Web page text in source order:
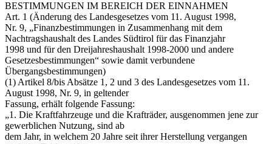
BESTIMMUNGEN IM BEREICH DER EINNAHMEN
Art. 1 (Änderung des Landesgesetzes vom 11. August 1998,
Nr. 9, „Finanzbestimmungen in Zusammenhang mit dem
Nachtragshaushalt des Landes Südtirol für das Finanzjahr
1998 und für den Dreijahreshaushalt 1998-2000 und andere
Gesetzesbestimmungen“ sowie damit verbundene
Übergangsbestimmungen)
(1) Artikel 8/bis Absätze 1, 2 und 3 des Landesgesetzes vom 11.
August 1998, Nr. 9, in geltender
Fassung, erhält folgende Fassung:
„1. Die Kraftfahrzeuge und die Krafträder, ausgenommen jene zur
gewerblichen Nutzung, sind ab
dem Jahr, in welchem 20 Jahre seit ihrer Herstellung vergangen